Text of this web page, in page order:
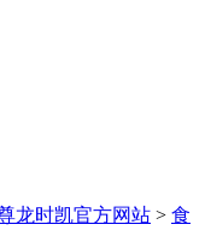
龙时凯官方网站 > 食